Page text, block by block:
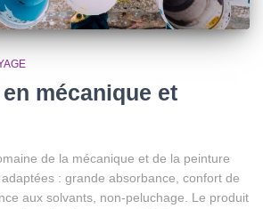
en mécanique et
de la mécanique et de la peinture
: grande absorbance, confort de
aux solvants, non-peluchage. Le produit